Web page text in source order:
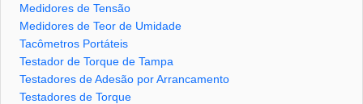
Medidores de Tensão
Medidores de Teor de Umidade
Tacômetros Portáteis
Testador de Torque de Tampa
Testadores de Adesão por Arrancamento
Testadores de Torque